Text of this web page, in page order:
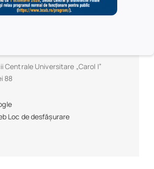
Centrale Universitare „Carol I”
88
Loc de desfășurare